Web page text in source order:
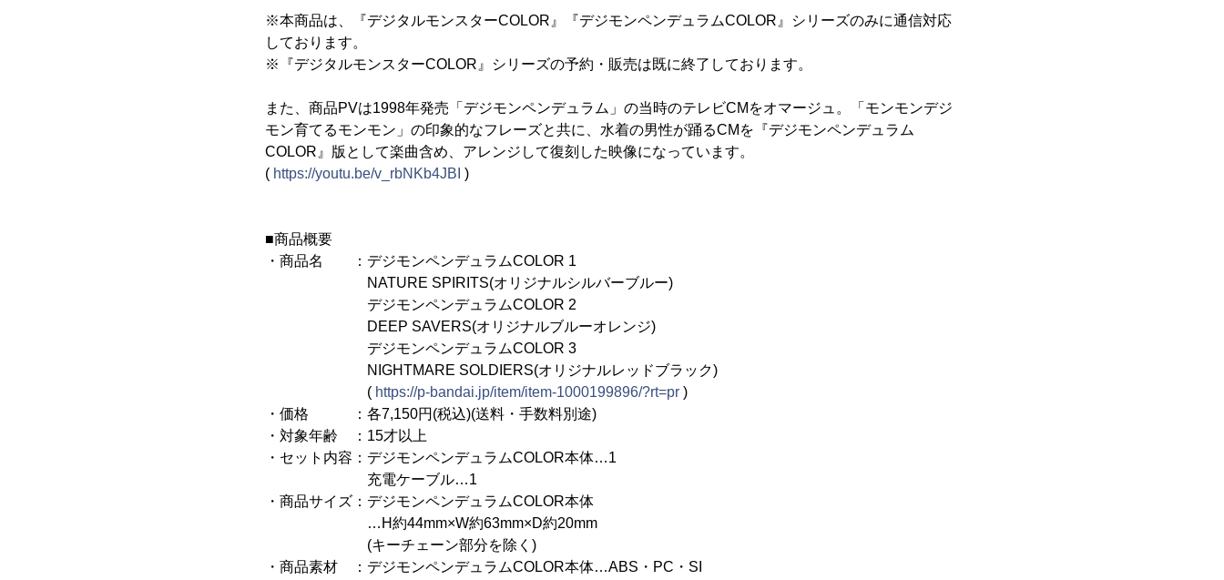
※本商品は、『デジタルモンスターCOLOR』『デジモンペンデュラムCOLOR』シリーズのみに通信対応
しております。
※『デジタルモンスターCOLOR』シリーズの予約・販売は既に終了しております。
また、商品PVは1998年発売「デジモンペンデュラム」の当時のテレビCMをオマージュ。「モンモンデジ
モン育てるモンモン」の印象的なフレーズと共に、水着の男性が踊るCMを『デジモンペンデュラム
COLOR』版として楽曲含め、アレンジして復刻した映像になっています。
( https://youtu.be/v_rbNKb4JBI )
■商品概要
・商品名 ：デジモンペンデュラムCOLOR 1
NATURE SPIRITS(オリジナルシルバーブルー)
デジモンペンデュラムCOLOR 2
DEEP SAVERS(オリジナルブルーオレンジ)
デジモンペンデュラムCOLOR 3
NIGHTMARE SOLDIERS(オリジナルレッドブラック)
( https://p-bandai.jp/item/item-1000199896/?rt=pr )
・価格 ：各7,150円(税込)(送料・手数料別途)
・対象年齢 ：15才以上
・セット内容：デジモンペンデュラムCOLOR本体…1
充電ケーブル…1
・商品サイズ：デジモンペンデュラムCOLOR本体
…H約44mm×W約63mm×D約20mm
(キーチェーン部分を除く)
・商品素材 ：デジモンペンデュラムCOLOR本体…ABS・PC・SI